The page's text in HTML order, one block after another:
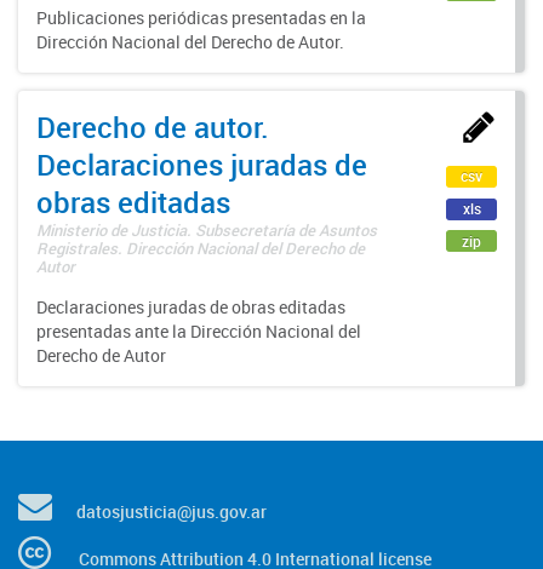
Publicaciones periódicas presentadas en la
Dirección Nacional del Derecho de Autor.
Derecho de autor.
Declaraciones juradas de
obras editadas
Ministerio de Justicia. Subsecretaría de Asuntos
Registrales. Dirección Nacional del Derecho de
Autor
Declaraciones juradas de obras editadas
presentadas ante la Dirección Nacional del
Derecho de Autor
csv
xls
zip
datosjusticia@jus.gov.ar
Commons Attribution 4.0 International license